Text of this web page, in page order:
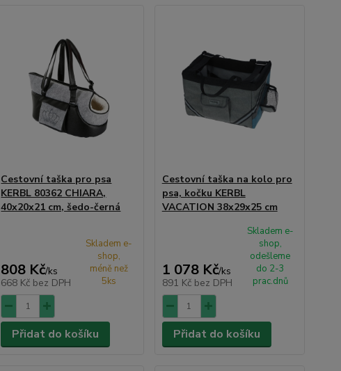
Cestovní taška pro psa
KERBL 80362 CHIARA,
40x20x21 cm, šedo-černá
808 Kč/ks
668 Kč bez DPH
Skladem e-
shop,
méně než
5ks
Přidat do košíku
Cestovní taška na kolo pro
psa, kočku KERBL
VACATION 38x29x25 cm
1 078 Kč/ks
891 Kč bez DPH
Skladem e-
shop,
odešleme
do 2-3
prac.dnů
Přidat do košíku